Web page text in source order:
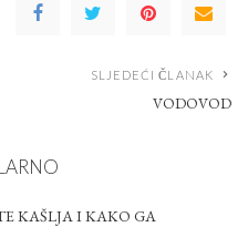
SLJEDEĆI ČLANAK
VODOVOD
KAŠLJA I KAKO GA